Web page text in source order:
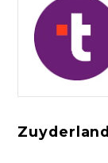
Zuyderland